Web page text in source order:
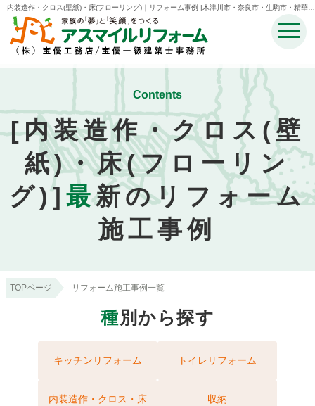
内装造作・クロス(壁紙)・床(フローリング)｜リフォーム事例 |木津川市・奈良市・生駒市・精華
町・井手町のリフォームのことなら宝優工務店アスマイルリフォーム
Contents
[内装造作・クロス(壁
紙)・床(フローリン
グ)] 最新のリフォーム
施工事例
TOPページ リフォーム施工事例一覧
種別から探す
キッチンリフォーム トイレリフォーム
内装造作・クロス・床 収納